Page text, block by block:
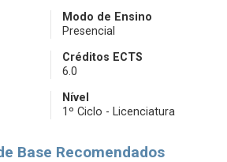
Modo de Ensino
Presencial
Créditos ECTS
6.0
Nível
1º Ciclo - Licenciatura
Base Recomendados